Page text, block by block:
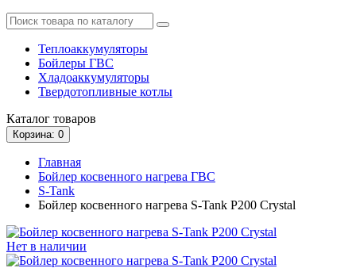
Теплоаккумуляторы
Бойлеры ГВС
Хладоаккумуляторы
Твердотопливные котлы
Каталог товаров
Корзина: 0
Главная
Бойлер косвенного нагрева ГВС
S-Tank
Бойлер косвенного нагрева S-Tank P200 Crystal
Нет в наличии